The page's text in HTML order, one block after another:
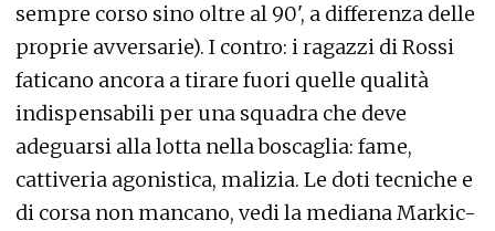
sempre corso sino oltre al 90', a differenza delle
proprie avversarie). I contro: i ragazzi di Rossi
faticano ancora a tirare fuori quelle qualità
indispensabili per una squadra che deve
adeguarsi alla lotta nella boscaglia: fame,
cattiveria agonistica, malizia. Le doti tecniche e
di corsa non mancano, vedi la mediana Markic-